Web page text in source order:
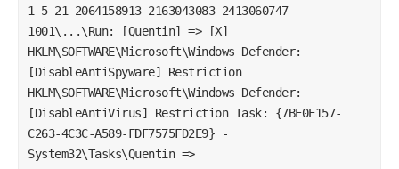
1-5-21-2064158913-2163043083-2413060747-
1001\...\Run: [Quentin] => [X]
HKLM\SOFTWARE\Microsoft\Windows Defender:
[DisableAntiSpyware] Restriction
HKLM\SOFTWARE\Microsoft\Windows Defender:
[DisableAntiVirus] Restriction Task: {7BE0E157-
C263-4C3C-A589-FDF7575FD2E9} -
System32\Tasks\Quentin =>